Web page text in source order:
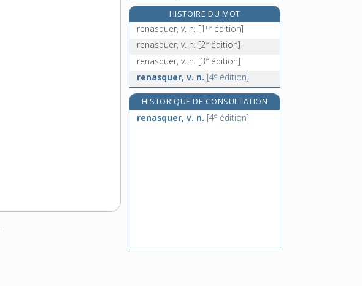
rencard, n. m.
rencarder, v. tr.
renchaîner, v. tr.[1
édition]
renchérir, v. tr. et intr.
HISTOIRE DU MOT
renasquer, v. n. [1 re édition]
renasquer, v. n. [2e édition]
renasquer, v. n. [3e édition]
renasquer, v. n. [4e édition]
HISTORIQUE DE CONSULTATION
renasquer, v. n. [4e édition]